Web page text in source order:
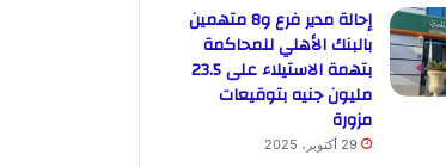
إحالة مدير فرع و8 متهمين
بالبنك الأهلي للمحاكمة
بتهمة الاستيلاء على 23.5
مليون جنيه بتوقيعات
مزورة
29 أكتوبر، 2025